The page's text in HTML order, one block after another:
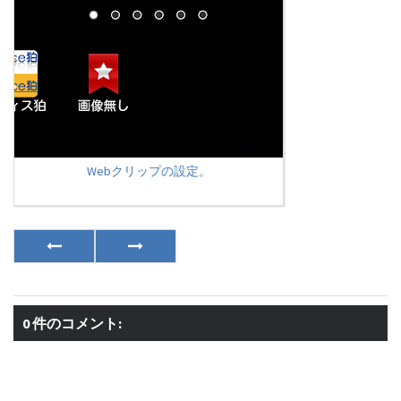
Webクリップの設定。
0 件のコメント: